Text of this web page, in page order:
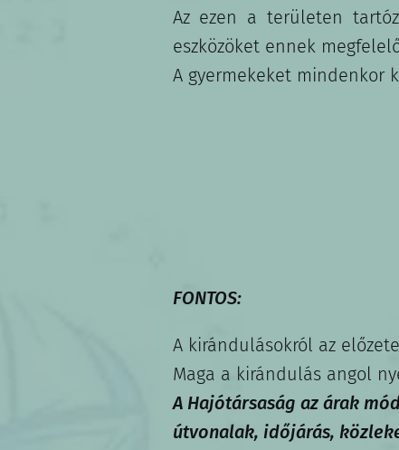
Az ezen a területen
eszközöket ennek
A gyermekeket mindenkor
FONTOS:
A kirándulásokról az
Maga a kirándulás angol
A Hajótársaság az árak
útvonalak, időjárás,